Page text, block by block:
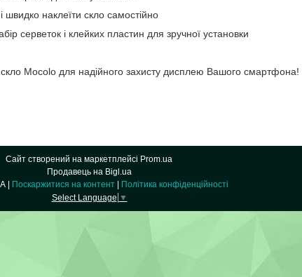
наклеїти скло самостійно
серветок і клейких пластин для зручної установки
Mocolo для надійного захисту дисплею Вашого смартфона!
Сайт створений на маркетплейсі Prom.ua
Продавець на Bigl.ua
Поскаржитися на контент
Політика конфіденційності
Select Language ▼